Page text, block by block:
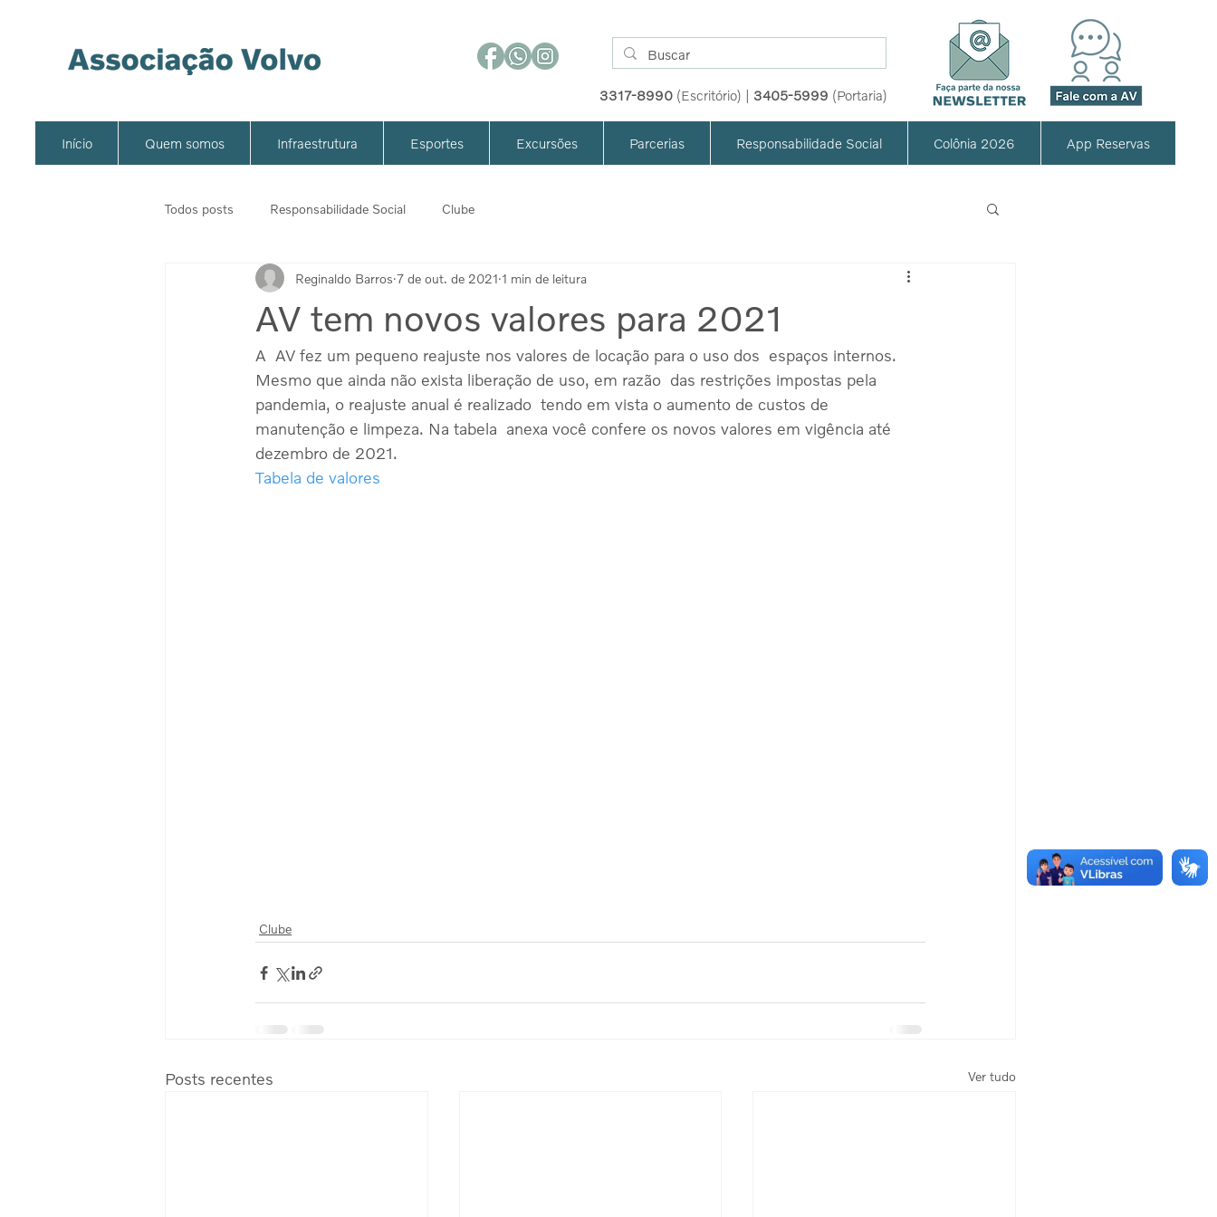
3317-8990 (Escritório) | 3405-5999 (Portaria)
Início Quem somos Infraestrutura Esportes Excursões Parcerias Responsabilidade Social Colônia 2026 App Reservas
Todos posts Responsabilidade Social Clube
AV tem novos valores para 2021
Reginaldo Barros 7 de out. de 2021 1 min de leitura
A  AV fez um pequeno reajuste nos valores de locação para o uso dos  espaços internos.
Mesmo que ainda não exista liberação de uso, em razão  das restrições impostas pela
pandemia, o reajuste anual é realizado  tendo em vista o aumento de custos de
manutenção e limpeza. Na tabela  anexa você confere os novos valores em vigência até
dezembro de 2021.
Tabela de valores
Clube
Posts recentes Ver tudo